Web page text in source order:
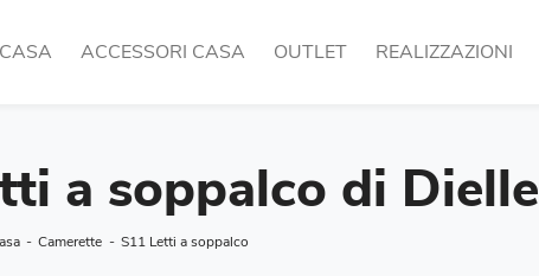
ACCESSORI CASA OUTLET REALIZZAZIONI
a soppalco di Dielle
- Camerette - S11 Letti a soppalco